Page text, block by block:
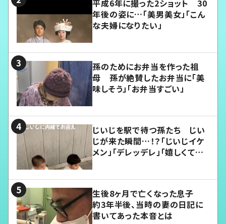
平成6年に撮った2ショット 30
年後の姿に…「美男美女」「こん
な夫婦になりたい」
孫のためにお弁当を作った祖
母 孫が絶賛したお弁当に「美
味しそう」「お弁当すごい」
じいじを駅で待つ孫たち じい
じが来た瞬間…！？「じいじイケ
メン」「デレッデレ」「嬉しくて可
生後8ヶ月で亡くなった息子
約3年半後、当時の妻の日記に
書いてあった本音とは